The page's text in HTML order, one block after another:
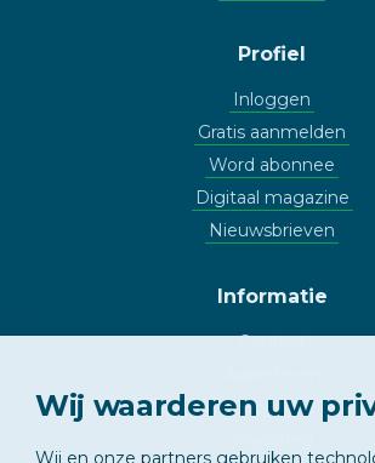
Profiel
Inloggen
Gratis aanmelden
Word abonnee
Digitaal magazine
Nieuwsbrieven
Informatie
Contact
Copyright
Wij waarderen uw
Wij en onze partners gebruiken